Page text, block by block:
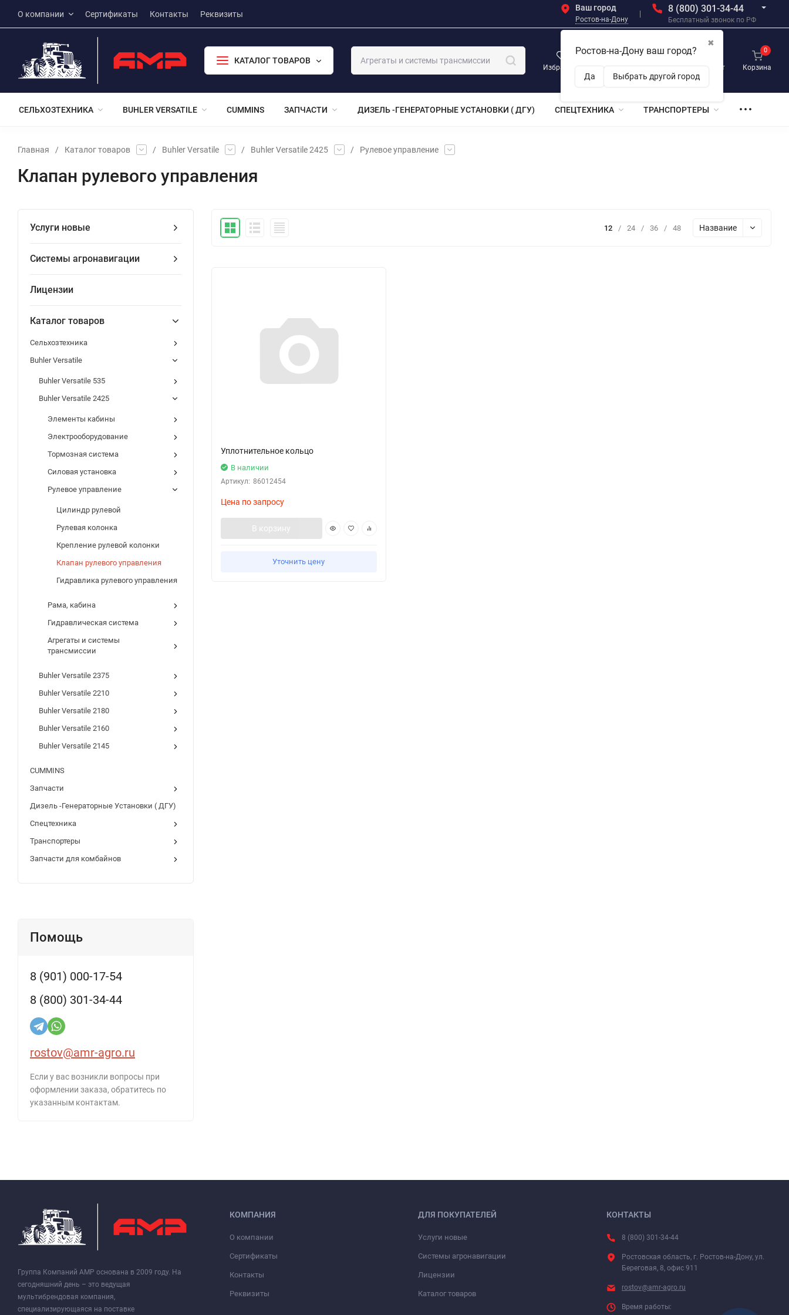
О компании Сертификаты Контакты Реквизиты
Ваш город
Ростов-на-Дону
✖
Ростов-на-Дону ваш город?
Да Выбрать другой город
8 (800) 301-34-44
Бесплатный звонок по РФ
КАТАЛОГ ТОВАРОВ
Избранное
0
Личный кабинет Корзина
0
СЕЛЬХОЗТЕХНИКА BUHLER VERSATILE CUMMINS ЗАПЧАСТИ ДИЗЕЛЬ -ГЕНЕРАТОРНЫЕ УСТАНОВКИ ( ДГУ) СПЕЦТЕХНИКА ТРАНСПОРТЕРЫ
Главная / Каталог товаров / Buhler Versatile / Buhler Versatile 2425 / Рулевое управление
Клапан рулевого управления
Услуги новые
Системы агронавигации
Лицензии
Каталог товаров
Сельхозтехника
Buhler Versatile
Buhler Versatile 535
Buhler Versatile 2425
Элементы кабины
Электрооборудование
Тормозная система
Силовая установка
Рулевое управление
Цилиндр рулевой
Рулевая колонка
Крепление рулевой колонки
Клапан рулевого управления
Гидравлика рулевого управления
Рама, кабина
Гидравлическая система
Агрегаты и системы
трансмиссии
Buhler Versatile 2375
Buhler Versatile 2210
Buhler Versatile 2180
Buhler Versatile 2160
Buhler Versatile 2145
CUMMINS
Запчасти
Дизель -Генераторные Установки ( ДГУ)
Спецтехника
Транспортеры
Запчасти для комбайнов
Помощь
8 (901) 000-17-54
8 (800) 301-34-44
rostov@amr-agro.ru
Если у вас возникли вопросы при
оформлении заказа, обратитесь по
указанным контактам.
12 / 24 / 36 / 48 Название
Уплотнительное кольцо
В наличии
Артикул: 86012454
Цена по запросу
В корзину
Уточнить цену
Группа Компаний АМР основана в 2009 году. На
сегодняшний день – это ведущая
мультибрендовая компания,
специализирующаяся на поставке
КОМПАНИЯ
О компании
Сертификаты
Контакты
Реквизиты
ДЛЯ ПОКУПАТЕЛЕЙ
Услуги новые
Системы агронавигации
Лицензии
Каталог товаров
КОНТАКТЫ
8 (800) 301-34-44
Ростовская область, г. Ростов-на-Дону, ул.
Береговая, 8, офис 911
rostov@amr-agro.ru
Время работы: